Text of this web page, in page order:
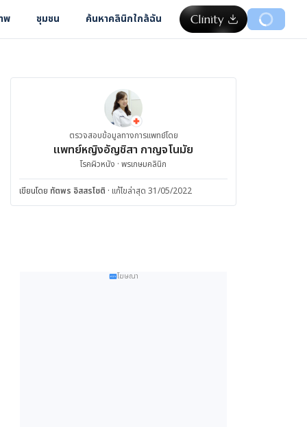
พ ชุมชน ค้นหาคลินิกใกล้ฉัน
ตรวจสอบข้อมูลทางการแพทย์โดย
แพทย์หญิงอัญชิสา กาญจโนมัย
โรคผิวหนัง · พรเกษมคลินิก
เขียนโดย ทัตพร อิสสรโชติ · แก้ไขล่าสุด 31/05/2022
โฆษณา